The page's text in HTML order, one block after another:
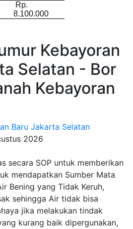
Rp.
8.100.000
Kebayoran
Selatan - Bor
Kebayoran
Baru Jakarta Selatan
2026
secara SOP untuk memberikan
mendapatkan Sumber Mata
Bening yang Tidak Keruh,
sehingga Air tidak bisa
jika melakukan tindak
kurang baik dipergunakan,